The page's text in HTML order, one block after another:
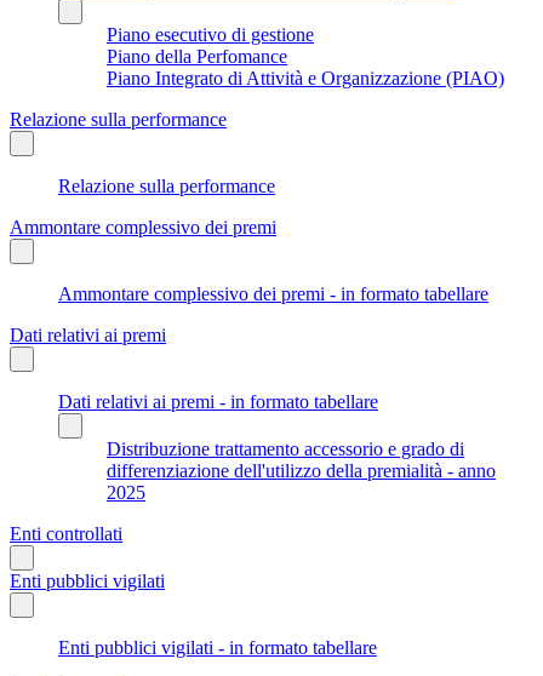
Piano esecutivo di gestione
Piano della Perfomance
Piano Integrato di Attività e Organizzazione (PIAO)
Relazione sulla performance
Relazione sulla performance
Ammontare complessivo dei premi
Ammontare complessivo dei premi - in formato tabellare
Dati relativi ai premi
Dati relativi ai premi - in formato tabellare
Distribuzione trattamento accessorio e grado di
differenziazione dell'utilizzo della premialità - anno
2025
Enti controllati
Enti pubblici vigilati
Enti pubblici vigilati - in formato tabellare